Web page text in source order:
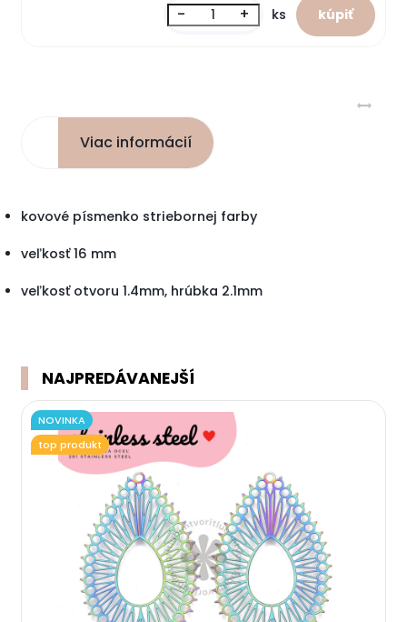
- + ks
Viac informácií
kovové písmenko striebornej farby
veľkosť 16 mm
veľkosť otvoru 1.4mm, hrúbka 2.1mm
NAJPREDÁVANEJŠÍ
NOVINKA
top produkt